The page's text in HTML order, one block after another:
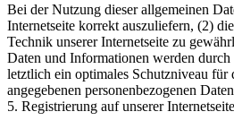
Bei der Nutzung dieser allgemeinen
Internetseite korrekt auszuliefern, (2)
Technik unserer Internetseite zu
Daten und Informationen werden
letztlich ein optimales Schutzniveau für
angegebenen personenbezogenen
5. Registrierung auf unserer Internetseite